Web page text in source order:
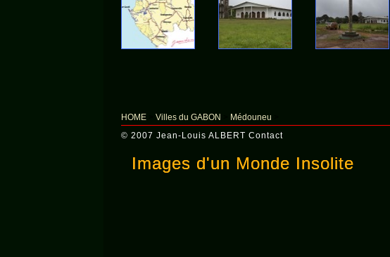
HOME Villes du GABON Médouneu
© 2007 Jean-Louis ALBERT Contact
Images d'un Monde Insolite